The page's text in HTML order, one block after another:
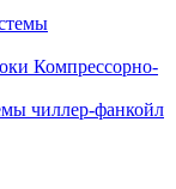
Компрессорно-
чиллер-фанкойл